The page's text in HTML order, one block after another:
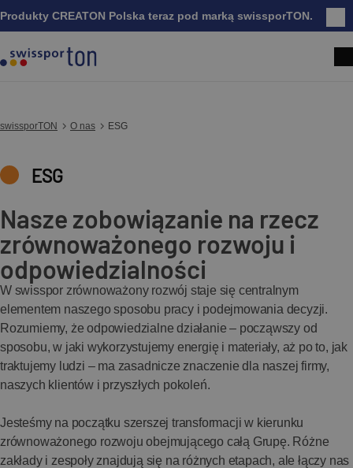
Produkty CREATON Polska teraz pod marką swissporTON.
swissporTON O nas ESG
ESG
Nasze zobowiązanie na rzecz
zrównoważonego rozwoju i
odpowiedzialności
W swisspor zrównoważony rozwój staje się centralnym
elementem naszego sposobu pracy i podejmowania decyzji.
Rozumiemy, że odpowiedzialne działanie – począwszy od
sposobu, w jaki wykorzystujemy energię i materiały, aż po to, jak
traktujemy ludzi – ma zasadnicze znaczenie dla naszej firmy,
naszych klientów i przyszłych pokoleń.
Jesteśmy na początku szerszej transformacji w kierunku
zrównoważonego rozwoju obejmującego całą Grupę. Różne
zakłady i zespoły znajdują się na różnych etapach, ale łączy nas